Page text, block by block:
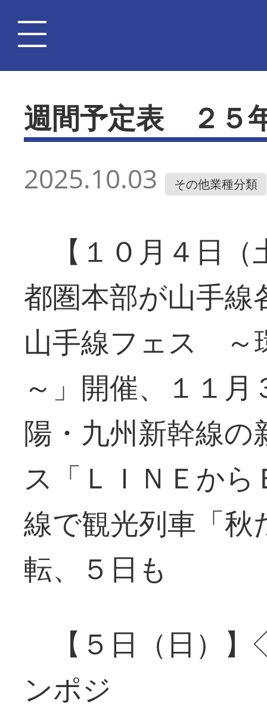
週間予定表 ２５
2025.10.03 その他業種分類
【１０月４日（
都圏本部が山手
山手線フェス ～
～」開催、１１
陽・九州新幹線
ス「ＬＩＮＥか
線で観光列車「
転、５日も
【５日（日）】
ンポジ